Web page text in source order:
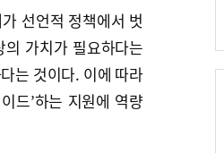
선언적 정책에서 벗
의 가치가 필요하다는
는 것이다. 이에 따라
드’하는 지원에 역량